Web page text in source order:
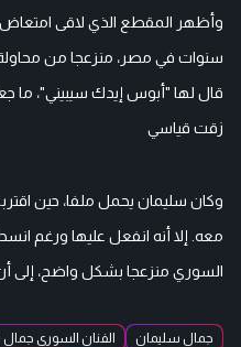
وأظهر المقطع الذي لاقى امتعاض
سنوات في مصر، منزعجا من
قال لها "أبوس إيدك سيبيني"، ما
زقت قياسي
وكان سليمان يحمل ملفا، حين
معه. إلا أنه انفعل عليها ورغم
السوري منزعجا بشكل واضح، إلى
جمال سليمان الفنان السوري